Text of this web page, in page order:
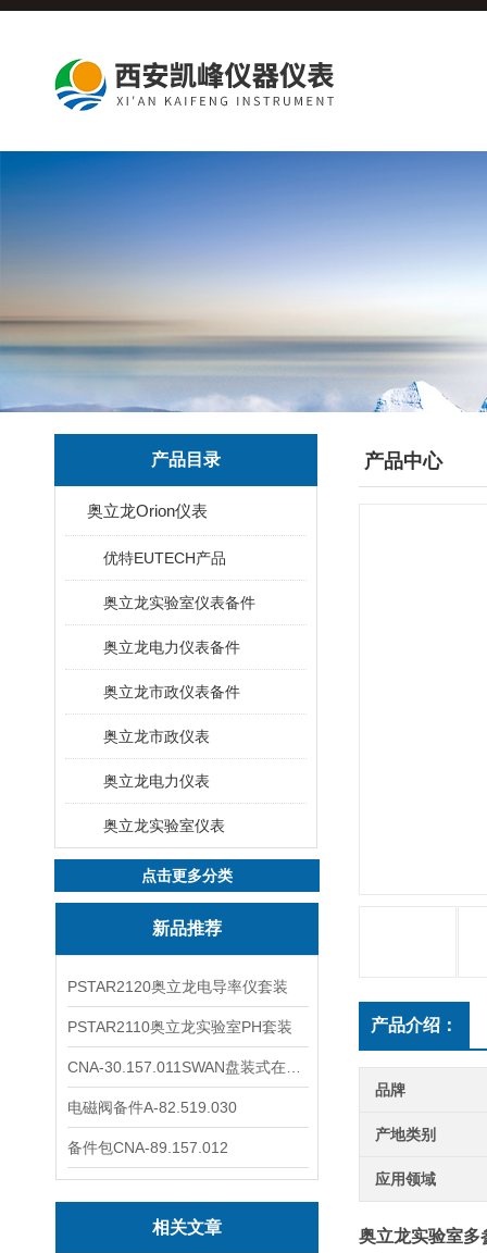
产品目录
奥立龙Orion仪表
优特EUTECH产品
奥立龙实验室仪表备件
奥立龙电力仪表备件
奥立龙市政仪表备件
奥立龙市政仪表
奥立龙电力仪表
奥立龙实验室仪表
点击更多分类
新品推荐
PSTAR2120奥立龙电导率仪套装
PSTAR2110奥立龙实验室PH套装
电磁阀备件A-82.519.030
备件包CNA-89.157.012
相关文章
产品中心
产品介绍：
品牌
产地类别
应用领域
奥立龙实验室多